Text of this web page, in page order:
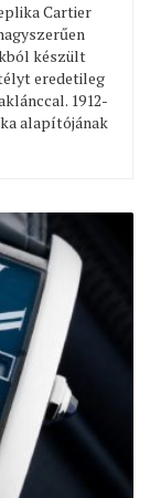
Cartier
készült
eredetileg
1912-
alapítójának